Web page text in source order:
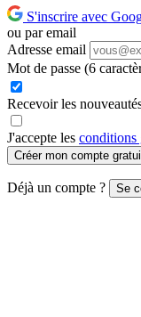
S'inscrire avec
ou par email
Adresse email
Mot de passe (6
Recevoir les
J'accepte les conditions
Créer mon compte
Déjà un compte ? Se